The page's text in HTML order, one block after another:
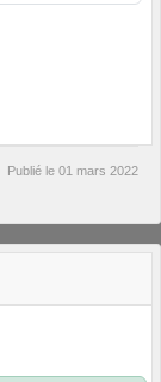
Publié le 01 mars 2022